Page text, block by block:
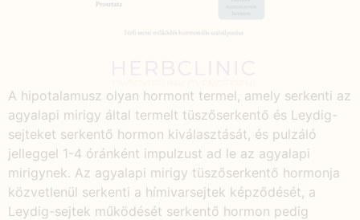
A hipotalamusz olyan hormont termel, amely serkenti az
agyalapi mirigy által termelt tüszőserkentő és Leydig-
sejteket serkentő hormon kiválasztását, és pulzáló
jelleggel 1-4 óránként impulzust ad le az agyalapi
mirigynek. Az agyalapi mirigy tüszőserkentő hormonja
közvetlenül serkenti a hímivarsejtek képződését, a
Leydig-sejtek működését serkentő hormon pedig